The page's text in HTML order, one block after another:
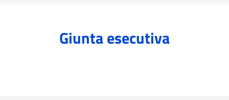
Giunta esecutiva